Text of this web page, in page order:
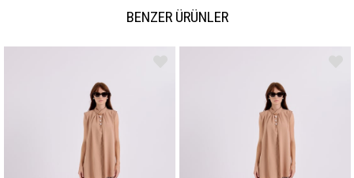
BENZER ÜRÜNLER